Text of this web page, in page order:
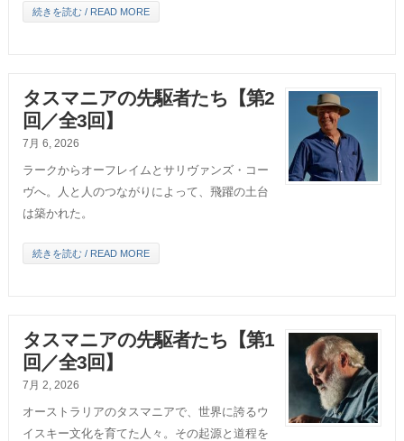
続きを読む / READ MORE
タスマニアの先駆者たち【第2
回／全3回】
7月 6, 2026
ラークからオーフレイムとサリヴァンズ・コー
ヴへ。人と人のつながりによって、飛躍の土台
は築かれた。
続きを読む / READ MORE
タスマニアの先駆者たち【第1
回／全3回】
7月 2, 2026
オーストラリアのタスマニアで、世界に誇るウ
イスキー文化を育てた人々。その起源と道程を